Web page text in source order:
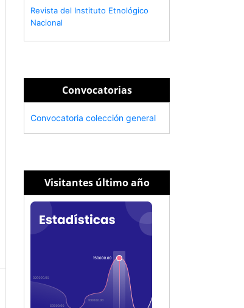
Revista del Instituto Etnológico
Nacional
Convocatorias
Convocatoria colección general
Visitantes último año